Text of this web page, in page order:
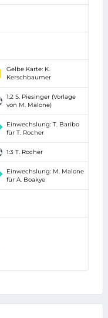
Gelbe Karte: K.
Kerschbaumer
1:2 S. Piesinger (Vorlage
von M. Malone)
Einwechslung: T. Baribo
für T. Rocher
1:3 T. Rocher
Einwechslung: M. Malone
für A. Boakye